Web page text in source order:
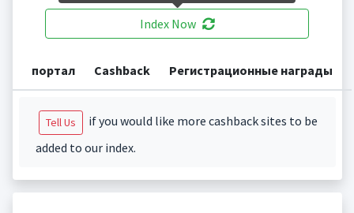
Index Now
портал Cashback Регистрационные награды
Tell Us
if you would like more cashback sites to be
added to our index.